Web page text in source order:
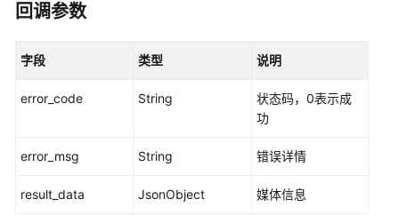
户
南
开
南
API
回调参数
字段 类型 说明
error_code String
状态码，0表示成
功
error_msg String 错误详情
result_data JsonObject 媒体信息